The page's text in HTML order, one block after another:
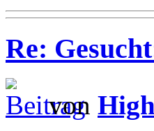
Re:
von